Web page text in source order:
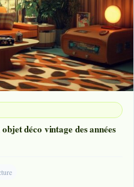
déco vintage des années